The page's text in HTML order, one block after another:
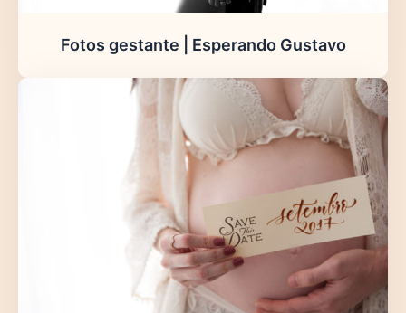
Fotos gestante | Esperando Gustavo